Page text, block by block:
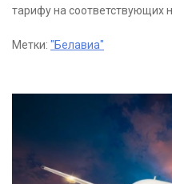
тарифу на соответствующих
Метки: "Белавиа"